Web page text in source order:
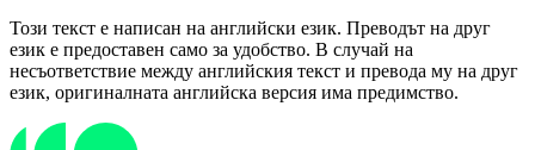
Този текст е написан на английски език. Преводът на друг
език е предоставен само за удобство. В случай на
несъответствие между английския текст и превода му на друг
език, оригиналната английска версия има предимство.